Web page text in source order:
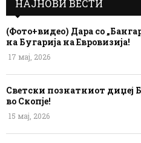
НАЈНОВИ ВЕСТИ
(Фото+видео) Дара со
на Бугарија на Евровизија!
17 мај, 2026
Светски познатниот диџеј
во Скопје!
15 мај, 2026